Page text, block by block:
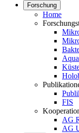
Forschung
Home
FIS
AG
AG